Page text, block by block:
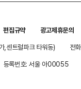
편집규약
광고제휴문의
,센트럴파크 타워동)
전
등록번호: 서울 아00055